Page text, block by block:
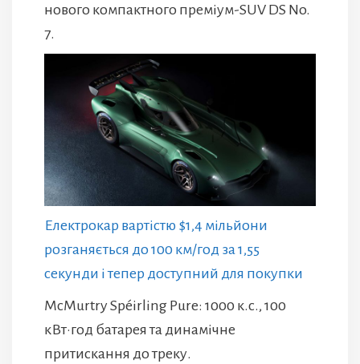
нового компактного преміум-SUV DS No.
7.
Електрокар вартістю $1,4 мільйони
розганяється до 100 км/год за 1,55
секунди і тепер доступний для покупки
McMurtry Spéirling Pure: 1000 к.с., 100
кВт·год батарея та динамічне
притискання до треку.